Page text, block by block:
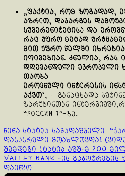
„ფაქტია, რომ ზოგადად,
აზრით, დაკარგეს
სუვერენიტეტისა და
რაც უფრო მეტად
მით უფრო წელში
იღიმებიან. ძნელია, რას
დღევანდელი ევროპელი
თაობა.
ეროვნული ინტერესის
აქვთ“, – განაცხადა
ზარუბინთან
“России 1”-ზე.
Continue
Reading
წინა სტატია სამადაშვილი:
დასასრული მოახლოვდა!
შემდეგი სტატია აშშ-მ 200
Valley Bank -ის გაკოტრების
დაიწყო